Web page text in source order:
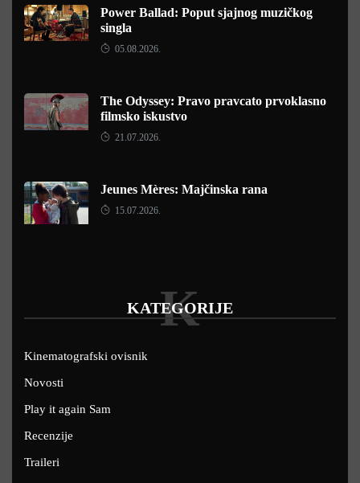
Power Ballad: Poput sjajnog muzičkog
singla
05.08.2026.
The Odyssey: Pravo pravcato prvoklasno
filmsko iskustvo
21.07.2026.
Jeunes Mères: Majčinska rana
15.07.2026.
KATEGORIJE
K
Kinematografski ovisnik
Novosti
Play it again Sam
Recenzije
Traileri